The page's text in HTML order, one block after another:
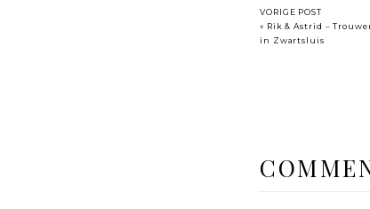
We begonnen
centrum. Heel
Strasse en
ineens autovrij.
Zijn jullie ook
brochureaan.
« Rik & Astrid –
in Zwartsluis
VORIGE POST